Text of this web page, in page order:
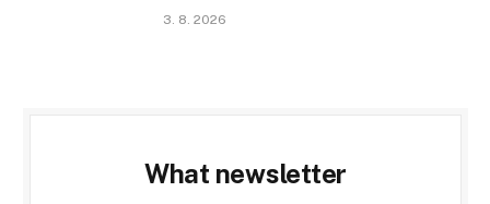
3. 8. 2026
What newsletter